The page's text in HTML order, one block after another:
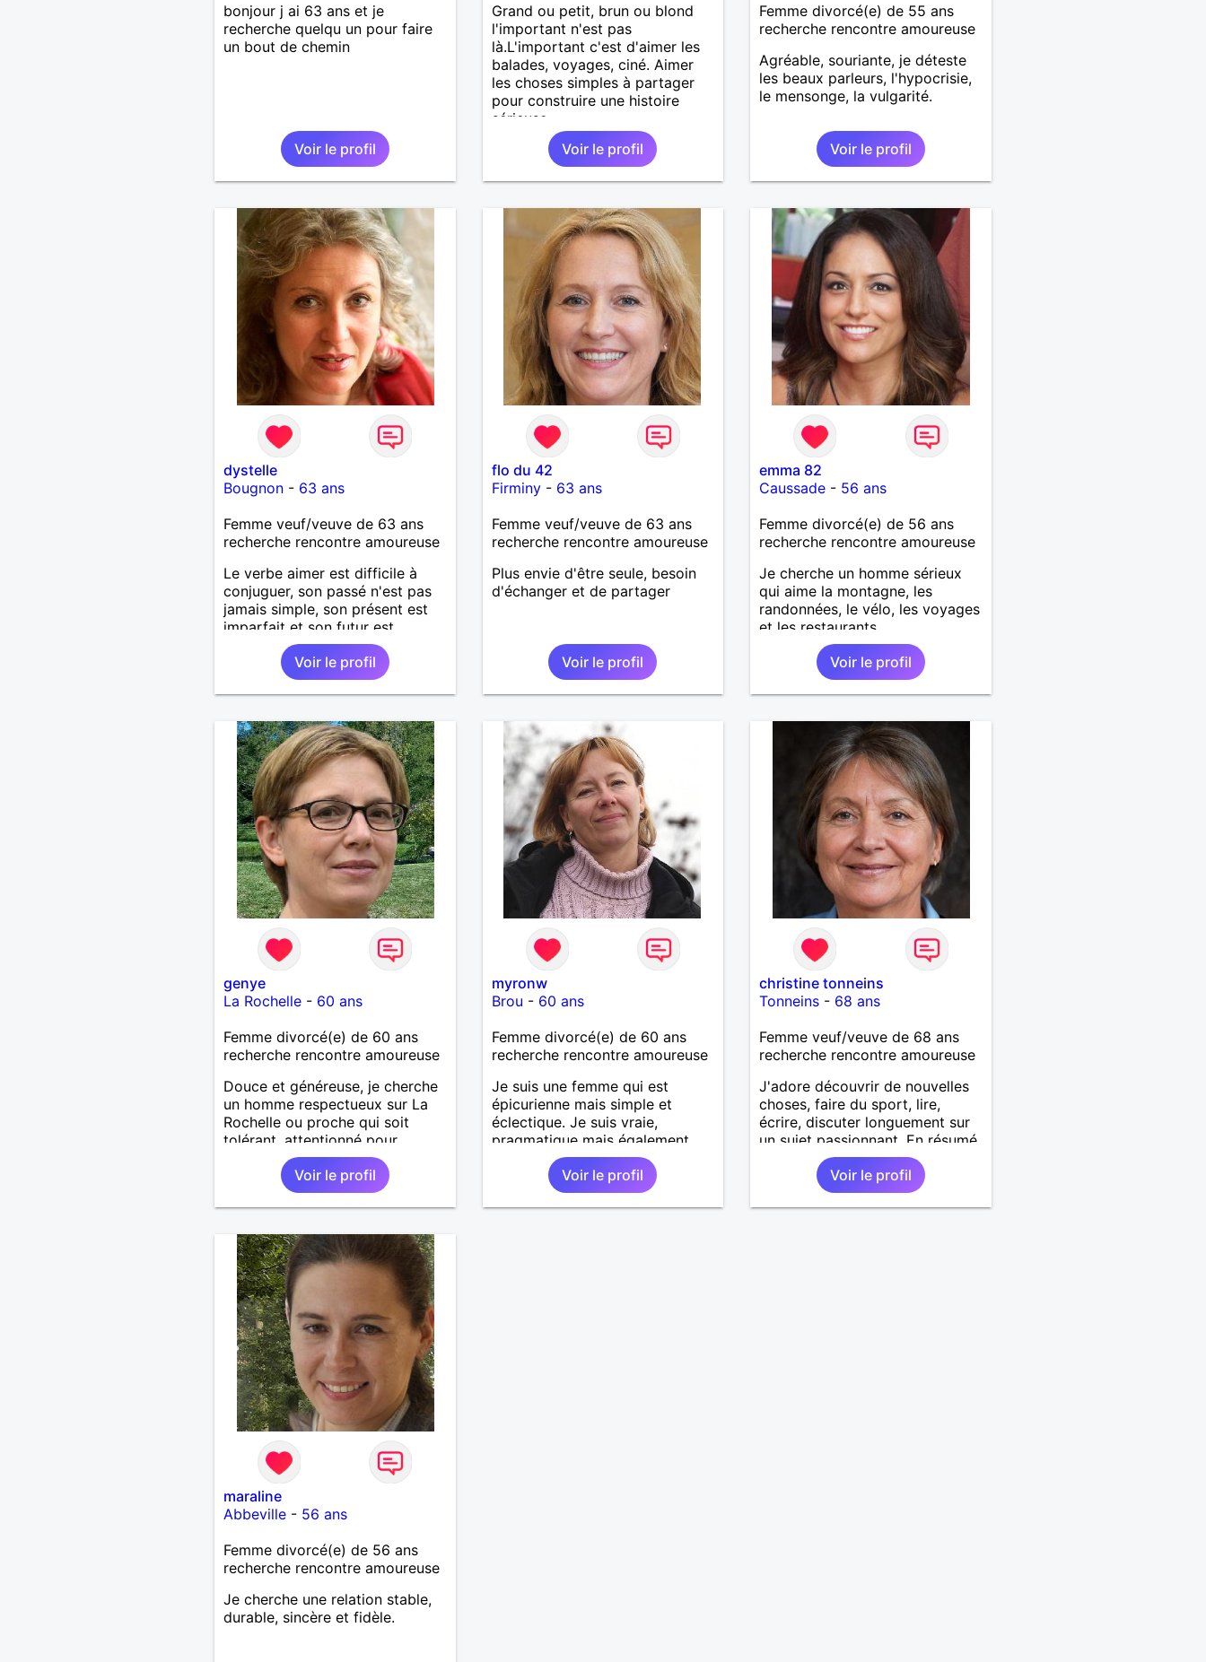
bonjour j ai 63 ans et je
recherche quelqu un pour faire
un bout de chemin
Voir le profil
Grand ou petit, brun ou blond
l'important n'est pas
là.L'important c'est d'aimer les
balades, voyages, ciné. Aimer
les choses simples à partager
pour construire une histoire
sérieuse.
Voir le profil
Femme divorcé(e) de 55 ans
recherche rencontre amoureuse
Agréable, souriante, je déteste
les beaux parleurs, l'hypocrisie,
le mensonge, la vulgarité.
Voir le profil
dystelle
Bougnon- 63 ans
Femme veuf/veuve de 63 ans
recherche rencontre amoureuse
Le verbe aimer est difficile à
conjuguer, son passé n'est pas
jamais simple, son présent est
imparfait et son futur est
conditionnel.
Voir le profil
flo du 42
Firminy- 63 ans
Femme veuf/veuve de 63 ans
recherche rencontre amoureuse
Plus envie d'être seule, besoin
d'échanger et de partager
Voir le profil
emma 82
Caussade - 56 ans
Femme divorcé(e) de 56 ans
recherche rencontre amoureuse
Je cherche un homme sérieux
qui aime la montagne, les
randonnées, le vélo, les voyages
et les restaurants.
Voir le profil
genye
La Rochelle- 60 ans
Femme divorcé(e) de 60 ans
recherche rencontre amoureuse
Douce et généreuse, je cherche
un homme respectueux sur La
Rochelle ou proche qui soit
tolérant, attentionné pour
profiter de la vie à deux.
Voir le profil
myronw
Brou - 60 ans
Femme divorcé(e) de 60 ans
recherche rencontre amoureuse
Je suis une femme qui est
épicurienne mais simple et
éclectique. Je suis vraie,
pragmatique mais également
passionnée, j'ai envie de vivre
des moments à deux.
Voir le profil
christine tonneins
Tonneins - 68 ans
Femme veuf/veuve de 68 ans
recherche rencontre amoureuse
J'adore découvrir de nouvelles
choses, faire du sport, lire,
écrire, discuter longuement sur
un sujet passionnant. En résumé,
profiter de la vie, tout
simplement!Voir le profil
maraline
Abbeville- 56 ans
Femme divorcé(e) de 56 ans
recherche rencontre amoureuse
Je cherche une relation stable,
durable, sincère et fidèle.